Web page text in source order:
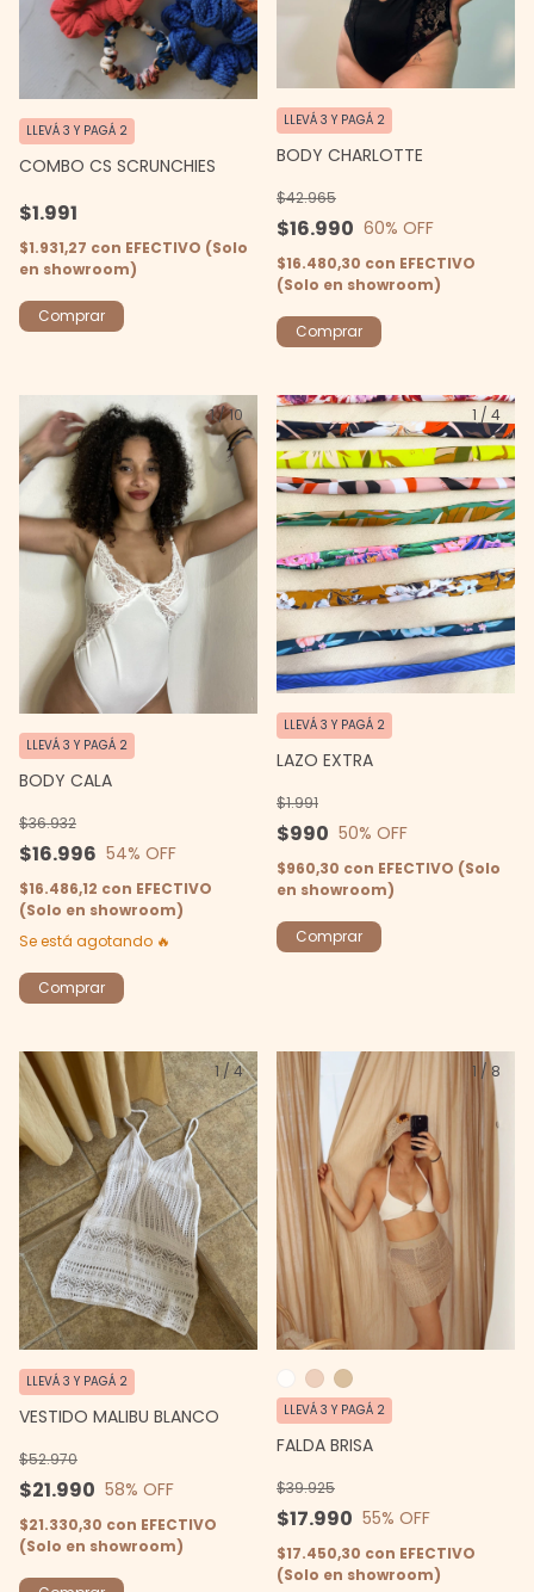
COMBO CS SCRUNCHIES
$1.991
LLEVÁ 3 Y PAGÁ 2
$1.931,27 con EFECTIVO (Solo
en showroom)
Comprar
BODY CHARLOTTE
$16.990
$42.965
60% OFF
LLEVÁ 3 Y PAGÁ 2
$16.480,30 con EFECTIVO
(Solo en showroom)
Comprar
1/10
BODY CALA
$16.996
$36.932
54% OFF
LLEVÁ 3 Y PAGÁ 2
$16.486,12 con EFECTIVO
(Solo en showroom)
Se está agotando 🔥
Comprar
1 / 4
LAZO EXTRA
$990
$1.991
50% OFF
LLEVÁ 3 Y PAGÁ 2
$960,30 con EFECTIVO (Solo
en showroom)
1/4
VESTIDO MALIBU BLANCO
$21.990
$52.970
58% OFF
LLEVÁ 3 Y PAGÁ 2
$21.330,30 con EFECTIVO
(Solo en showroom)
1 / 8
FALDA BRISA
$17.990
$39.925
55% OFF
LLEVÁ 3 Y PAGÁ 2
$17.450,30 con EFECTIVO
(Solo en showroom)